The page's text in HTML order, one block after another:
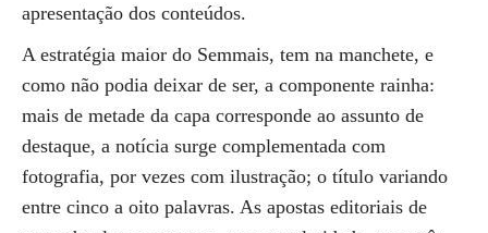
apresentação dos conteúdos.
A estratégia maior do Semmais, tem na manchete, e
como não podia deixar de ser, a componente rainha:
mais de metade da capa corresponde ao assunto de
destaque, a notícia surge complementada com
fotografia, por vezes com ilustração; o título variando
entre cinco a oito palavras. As apostas editoriais de